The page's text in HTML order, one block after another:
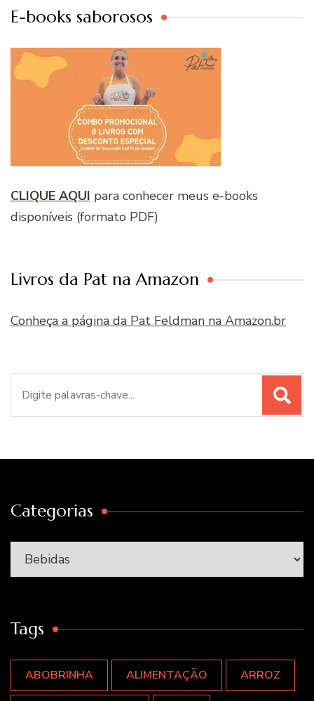
E-books saborosos
CLIQUE AQUI para conhecer meus e-books
disponíveis (formato PDF)
Livros da Pat na Amazon
Conheça a página da Pat Feldman na Amazon.br
Categorias
Categorias
Tags
ABOBRINHA ALIMENTAÇÃO ARROZ